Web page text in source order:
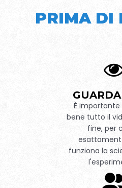
PRIMA DI
È importante
bene tutto il
fine, per
funziona la